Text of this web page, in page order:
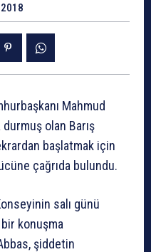
Mahmud
olan Barış
başlatmak için
çağrıda bulundu.
salı günü
konuşma
şiddetin